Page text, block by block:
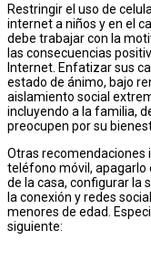
Restringir el uso de
internet a niños y en el
debe trabajar con la
las consecuencias
Internet. Enfatizar sus
estado de ánimo, bajo
aislamiento social
incluyendo a la familia,
preocupen por su
Otras recomendaciones
teléfono móvil, apagarlo
de la casa, configurar la
la conexión y redes
menores de edad.
siguiente: